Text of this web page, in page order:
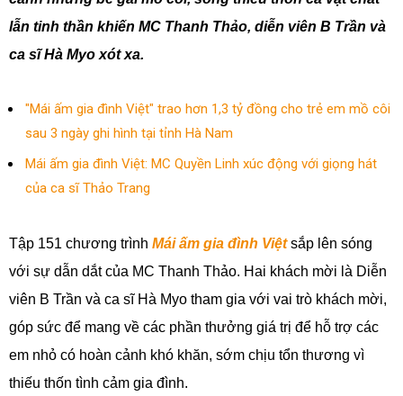
lẫn tinh thần khiến MC Thanh Thảo, diễn viên B Trần và
ca sĩ Hà Myo xót xa.
"Mái ấm gia đình Việt" trao hơn 1,3 tỷ đồng cho trẻ em mồ côi
sau 3 ngày ghi hình tại tỉnh Hà Nam
Mái ấm gia đình Việt: MC Quyền Linh xúc động với giọng hát
của ca sĩ Thảo Trang
Tập 151 chương trình Mái ấm gia đình Việtsắp lên sóng
với sự dẫn dắt của MC Thanh Thảo. Hai khách mời là Diễn
viên B Trần và ca sĩ Hà Myo tham gia với vai trò khách mời,
góp sức để mang về các phần thưởng giá trị để hỗ trợ các
em nhỏ có hoàn cảnh khó khăn, sớm chịu tổn thương vì
thiếu thốn tình cảm gia đình.